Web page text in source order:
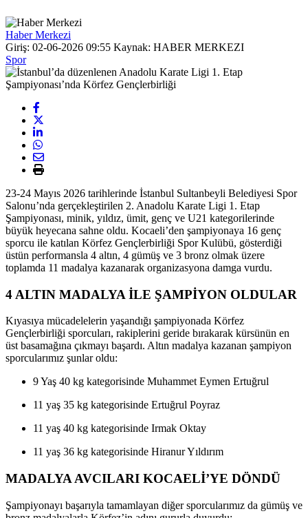
Haber Merkezi
Giriş: 02-06-2026 09:55 Kaynak: HABER MERKEZI
Spor
23-24 Mayıs 2026 tarihlerinde İstanbul Sultanbeyli Belediyesi Spor
Salonu’nda gerçekleştirilen 2. Anadolu Karate Ligi 1. Etap
Şampiyonası, minik, yıldız, ümit, genç ve U21 kategorilerinde
büyük heyecana sahne oldu. Kocaeli’den şampiyonaya 16 genç
sporcu ile katılan Körfez Gençlerbirliği Spor Kulübü, gösterdiği
üstün performansla 4 altın, 4 gümüş ve 3 bronz olmak üzere
toplamda 11 madalya kazanarak organizasyona damga vurdu.
4 ALTIN MADALYA İLE ŞAMPİYON OLDULAR
Kıyasıya mücadelelerin yaşandığı şampiyonada Körfez
Gençlerbirliği sporcuları, rakiplerini geride bırakarak kürsünün en
üst basamağına çıkmayı başardı. Altın madalya kazanan şampiyon
sporcularımız şunlar oldu:
9 Yaş 40 kg kategorisinde Muhammet Eymen Ertuğrul
11 yaş 35 kg kategorisinde Ertuğrul Poyraz
11 yaş 40 kg kategorisinde Irmak Oktay
11 yaş 36 kg kategorisinde Hiranur Yıldırım
MADALYA AVCILARI KOCAELİ’YE DÖNDÜ
Şampiyonayı başarıyla tamamlayan diğer sporcularımız da gümüş ve